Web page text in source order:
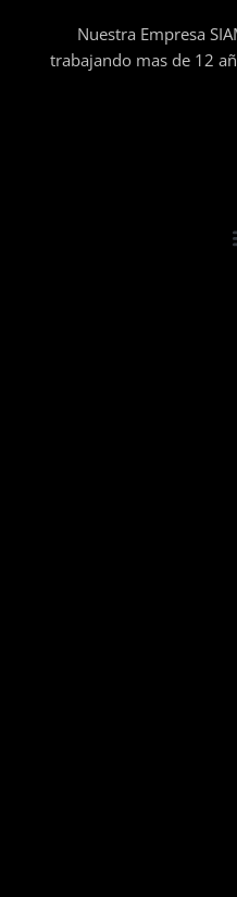
Nuestra Empresa
trabajando mas de 12